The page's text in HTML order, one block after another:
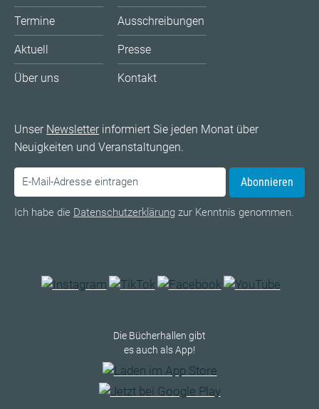
Termine
Aktuell
Über uns
Ausschreibungen
Presse
Kontakt
Unser Newsletterinformiert Sie jeden Monat über
Neuigkeiten und Veranstaltungen.
Abonnieren
Ich habe die Datenschutzerklärung zur Kenntnis genommen.
Die Bücherhallen gibt
es auch als App!